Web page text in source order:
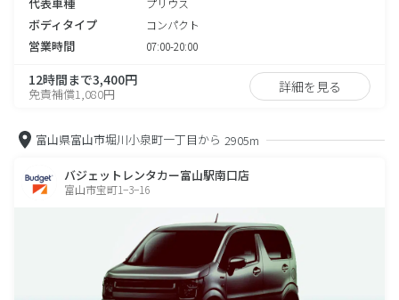
プリウス
ボディタイプ コンパクト
営業時間 07:00-20:00
12時間まで3,400円
免責補償1,080円 詳細を見る
富山県富山市堀川小泉町一丁目から 2905m
バジェットレンタカー富山駅南口店
富山市宝町1−3−16